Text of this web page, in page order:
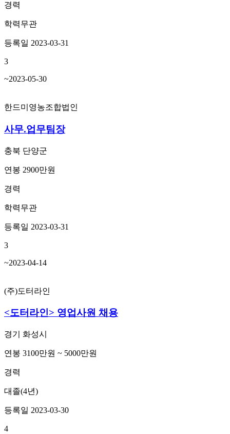
경력
학력무관
등록일 2023-03-31
3
~2023-05-30
한드미영농조합법인
사무.업무팀장
충북 단양군
연봉 2900만원
경력
학력무관
등록일 2023-03-31
3
~2023-04-14
(주)도터라인
<도터라인> 영업사원 채용
경기 화성시
연봉 3100만원 ~ 5000만원
경력
대졸(4년)
등록일 2023-03-30
4